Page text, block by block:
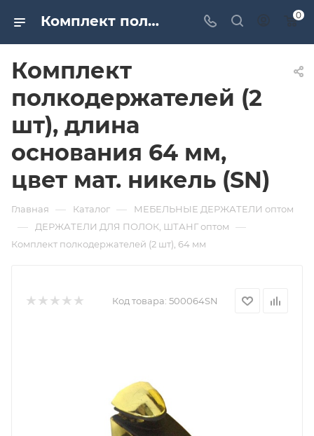
Комплект полкодержателей (2 шт), длина основания 64 мм, цвет мат. никель (SN). Дверная и мебельная фурнитура САМИР-КИЛИТ | Оптовые поставки 0
Комплект
полкодержателей (2
шт), длина
основания 64 мм,
цвет мат. никель (SN)
Главная — Каталог — МЕБЕЛЬНЫЕ ДЕРЖАТЕЛИ оптом
— ДЕРЖАТЕЛИ ДЛЯ ПОЛОК, ШТАНГ оптом —
Комплект полкодержателей (2 шт), 64 мм
Код товара: 500064SN